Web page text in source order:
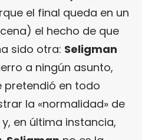
el final queda en un
el hecho de que
sido otra: Seligman
a ningún asunto,
pretendió en todo
la «normalidad» de
y, en última instancia,